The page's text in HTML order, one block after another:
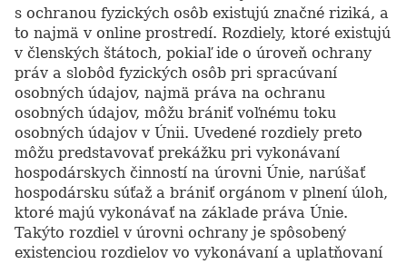
s ochranou fyzických osôb existujú značné riziká, a
to najmä v online prostredí. Rozdiely, ktoré existujú
v členských štátoch, pokiaľ ide o úroveň ochrany
práv a slobôd fyzických osôb pri spracúvaní
osobných údajov, najmä práva na ochranu
osobných údajov, môžu brániť voľnému toku
osobných údajov v Únii. Uvedené rozdiely preto
môžu predstavovať prekážku pri vykonávaní
hospodárskych činností na úrovni Únie, narúšať
hospodársku súťaž a brániť orgánom v plnení úloh,
ktoré majú vykonávať na základe práva Únie.
Takýto rozdiel v úrovni ochrany je spôsobený
existenciou rozdielov vo vykonávaní a uplatňovaní